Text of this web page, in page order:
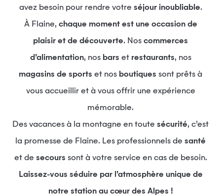
avez besoin pour rendre votre séjour inoubliable.
À Flaine, chaque moment est une occasion de
plaisir et de découverte. Nos commerces
d’alimentation, nos bars et restaurants, nos
magasins de sports et nos boutiques sont prêts à
vous accueillir et à vous offrir une expérience
mémorable.
Des vacances à la montagne en toute sécurité, c’est
la promesse de Flaine. Les professionnels de santé
et de secours sont à votre service en cas de besoin.
Laissez-vous séduire par l’atmosphère unique de
notre station au cœur des Alpes !